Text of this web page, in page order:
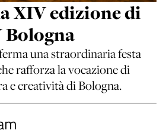
XIV edizione di
una straordinaria festa
rafforza la vocazione di
e creatività di Bologna.